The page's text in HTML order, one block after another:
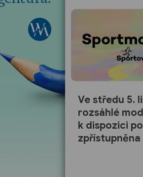
Ve středu 5.
rozsáhlé
k dispozici